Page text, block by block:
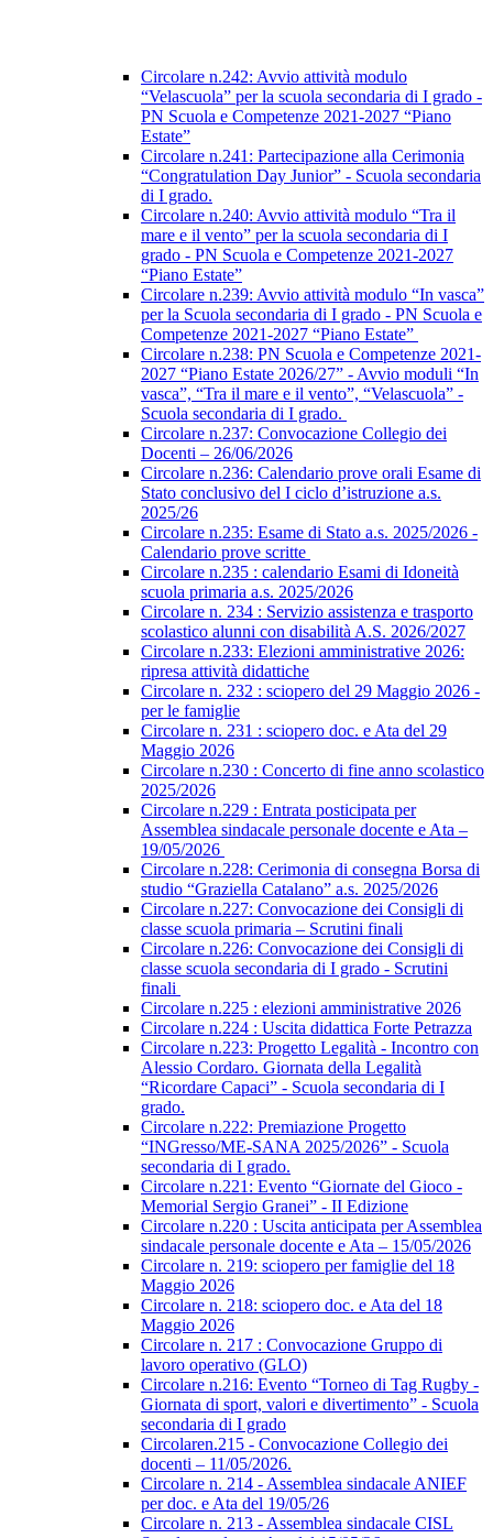
Circolare n.242: Avvio attività modulo
“Velascuola” per la scuola secondaria di I grado -
PN Scuola e Competenze 2021-2027 “Piano
Estate”
Circolare n.241: Partecipazione alla Cerimonia
“Congratulation Day Junior” - Scuola secondaria
di I grado.
Circolare n.240: Avvio attività modulo “Tra il
mare e il vento” per la scuola secondaria di I
grado - PN Scuola e Competenze 2021-2027
“Piano Estate”
Circolare n.239: Avvio attività modulo “In vasca”
per la Scuola secondaria di I grado - PN Scuola e
Competenze 2021-2027 “Piano Estate”
Circolare n.238: PN Scuola e Competenze 2021-
2027 “Piano Estate 2026/27” - Avvio moduli “In
vasca”, “Tra il mare e il vento”, “Velascuola” -
Scuola secondaria di I grado.
Circolare n.237: Convocazione Collegio dei
Docenti – 26/06/2026
Circolare n.236: Calendario prove orali Esame di
Stato conclusivo del I ciclo d’istruzione a.s.
2025/26
Circolare n.235: Esame di Stato a.s. 2025/2026 -
Calendario prove scritte
Circolare n.235 : calendario Esami di Idoneità
scuola primaria a.s. 2025/2026
Circolare n. 234 : Servizio assistenza e trasporto
scolastico alunni con disabilità A.S. 2026/2027
Circolare n.233: Elezioni amministrative 2026:
ripresa attività didattiche
Circolare n. 232 : sciopero del 29 Maggio 2026 -
per le famiglie
Circolare n. 231 : sciopero doc. e Ata del 29
Maggio 2026
Circolare n.230 : Concerto di fine anno scolastico
2025/2026
Circolare n.229 : Entrata posticipata per
Assemblea sindacale personale docente e Ata –
19/05/2026
Circolare n.228: Cerimonia di consegna Borsa di
studio “Graziella Catalano” a.s. 2025/2026
Circolare n.227: Convocazione dei Consigli di
classe scuola primaria – Scrutini finali
Circolare n.226: Convocazione dei Consigli di
classe scuola secondaria di I grado - Scrutini
finali
Circolare n.225 : elezioni amministrative 2026
Circolare n.224 : Uscita didattica Forte Petrazza
Circolare n.223: Progetto Legalità - Incontro con
Alessio Cordaro. Giornata della Legalità
“Ricordare Capaci” - Scuola secondaria di I
grado.
Circolare n.222: Premiazione Progetto
“INGresso/ME-SANA 2025/2026” - Scuola
secondaria di I grado.
Circolare n.221: Evento “Giornate del Gioco -
Memorial Sergio Granei” - II Edizione
Circolare n.220 : Uscita anticipata per Assemblea
sindacale personale docente e Ata – 15/05/2026
Circolare n. 219: sciopero per famiglie del 18
Maggio 2026
Circolare n. 218: sciopero doc. e Ata del 18
Maggio 2026
Circolare n. 217 : Convocazione Gruppo di
lavoro operativo (GLO)
Circolare n.216: Evento “Torneo di Tag Rugby -
Giornata di sport, valori e divertimento” - Scuola
secondaria di I grado
Circolaren.215 - Convocazione Collegio dei
docenti – 11/05/2026.
Circolare n. 214 - Assemblea sindacale ANIEF
per doc. e Ata del 19/05/26
Circolare n. 213 - Assemblea sindacale CISL